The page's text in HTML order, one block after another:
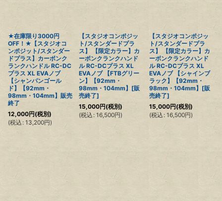
★在庫限り3000円
OFF！★【スタジオコ
ンポジット/スタンダー
ドプラス】カーボンク
ランクハンドル RC-DC
プラス XL EVAノブ
【シャンパンゴール
ド】【92mm・
98mm・104mm】販売
終了
12,000円(税別)
(税込 : 13,200円)
【スタジオコンポジッ
ト/スタンダードプラ
ス】 【限定カラー】カ
ーボンクランクハンド
ル RC-DCプラス XL
EVAノブ 【FTBグリー
ン】【92mm・
98mm・104mm】[販
売終了]
15,000円(税別)
(税込 : 16,500円)
【スタジオコンポジッ
ト/スタンダードプラ
ス】 【限定カラー】カ
ーボンクランクハンド
ル RC-DCプラス XL
EVAノブ 【シャインブ
ラック】【92mm・
98mm・104mm】[販
売終了]
15,000円(税別)
(税込 : 16,500円)